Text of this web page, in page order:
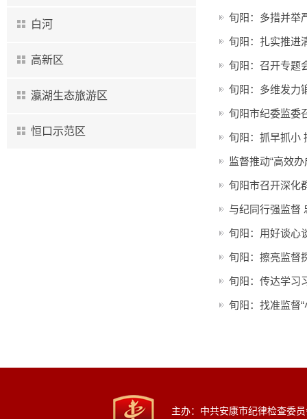
白河
高新区
瀛湖生态旅游区
恒口示范区
旬阳：多措并举
旬阳：扎实推进
旬阳：召开专题
旬阳：多维发力
旬阳市纪委监委
旬阳：抓早抓小
监督推动“高效
旬阳市召开深化
与纪同行强监督
旬阳：用好谈心
旬阳：擦亮监督
旬阳：传达学习
旬阳：找准监督“
主办：中共安康市纪律检查委